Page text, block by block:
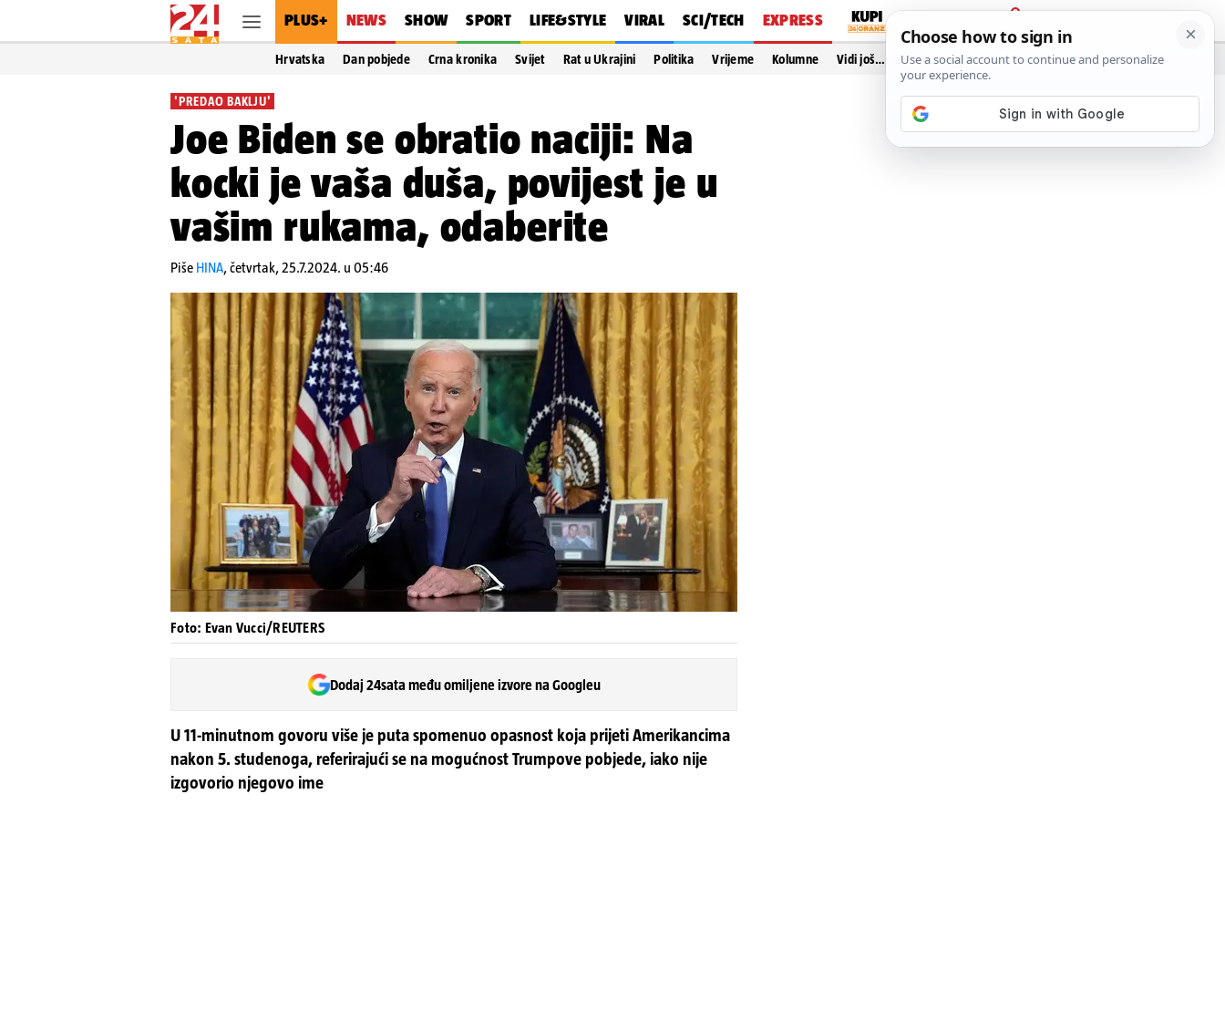
PLUS+ NEWS SHOW SPORT LIFE&STYLE VIRAL SCI/TECH EXPRESS
PRIJAVA
Hrvatska Dan pobjede Crna kronika Svijet Rat u Ukrajini Politika Vrijeme Kolumne Vidi još…
'PREDAO BAKLJU'
Joe Biden se obratio naciji: Na
kocki je vaša duša, povijest je u
vašim rukama, odaberite
Piše HINA,četvrtak, 25.7.2024. u 05:46
Foto: Evan Vucci/REUTERS
Dodaj 24sata među omiljene izvore na Googleu
U 11-minutnom govoru više je puta spomenuo opasnost koja prijeti Amerikancima
nakon 5. studenoga, referirajući se na mogućnost Trumpove pobjede, iako nije
izgovorio njegovo ime